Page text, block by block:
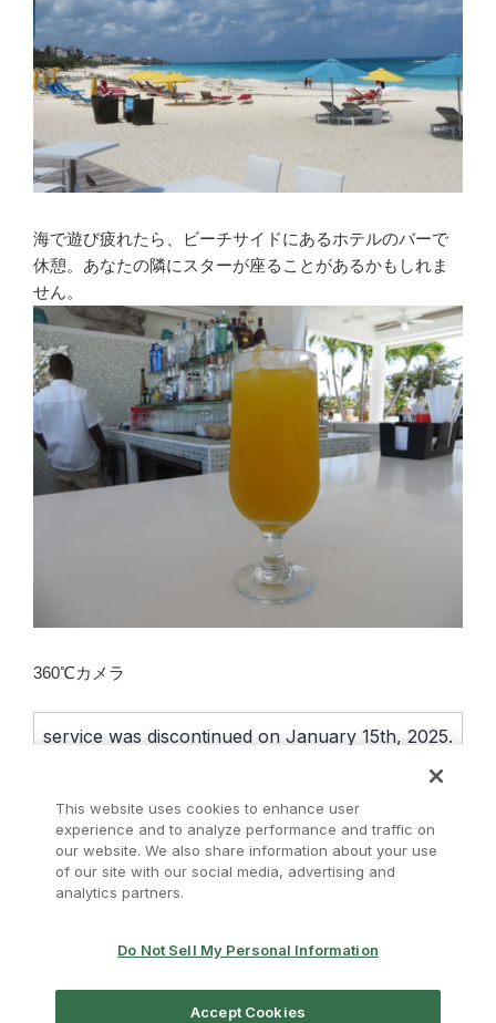
海で遊び疲れたら、ビーチサイドにあるホテルのバーで
休憩。あなたの隣にスターが座ることがあるかもしれま
せん。
360℃カメラ